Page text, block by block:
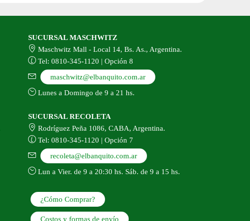
SUCURSAL MASCHWITZ
Maschwitz Mall - Local 14, Bs. As., Argentina.
Tel: 0810-345-1120 | Opción 8
maschwitz@elbanquito.com.ar
Lunes a Domingo de 9 a 21 hs.
SUCURSAL RECOLETA
Rodríguez Peña 1086, CABA, Argentina.
Tel: 0810-345-1120 | Opción 7
recoleta@elbanquito.com.ar
Lun a Vier. de 9 a 20:30 hs. Sáb. de 9 a 15 hs.
¿Cómo Comprar?
Costos y formas de envío